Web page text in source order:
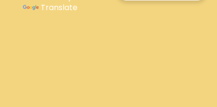
Translate